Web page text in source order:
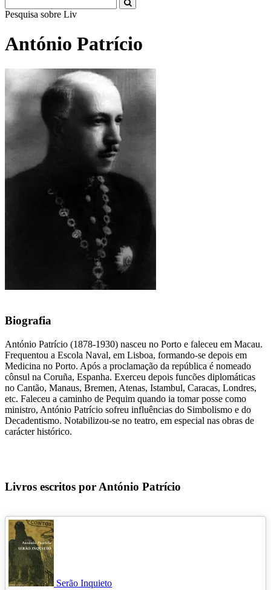
Pesquisa sobre Literatura
António Patrício
Biografia
António Patrício (1878-1930) nasceu no Porto e faleceu em Macau.
Frequentou a Escola Naval, em Lisboa, formando-se depois em
Medicina no Porto. Após a proclamação da república é nomeado
cônsul na Coruña, Espanha. Exerceu depois funcões diplomáticas
no Cantão, Manaus, Bremen, Atenas, Istambul, Caracas, Londres,
etc. Faleceu a caminho de Pequim quando ia tomar posse como
ministro, António Patrício sofreu influências do Simbolismo e do
Decadentismo. Notabilizou-se no teatro, em especial nas obras de
carácter histórico.
Livros escritos por António Patrício
Serão Inquieto